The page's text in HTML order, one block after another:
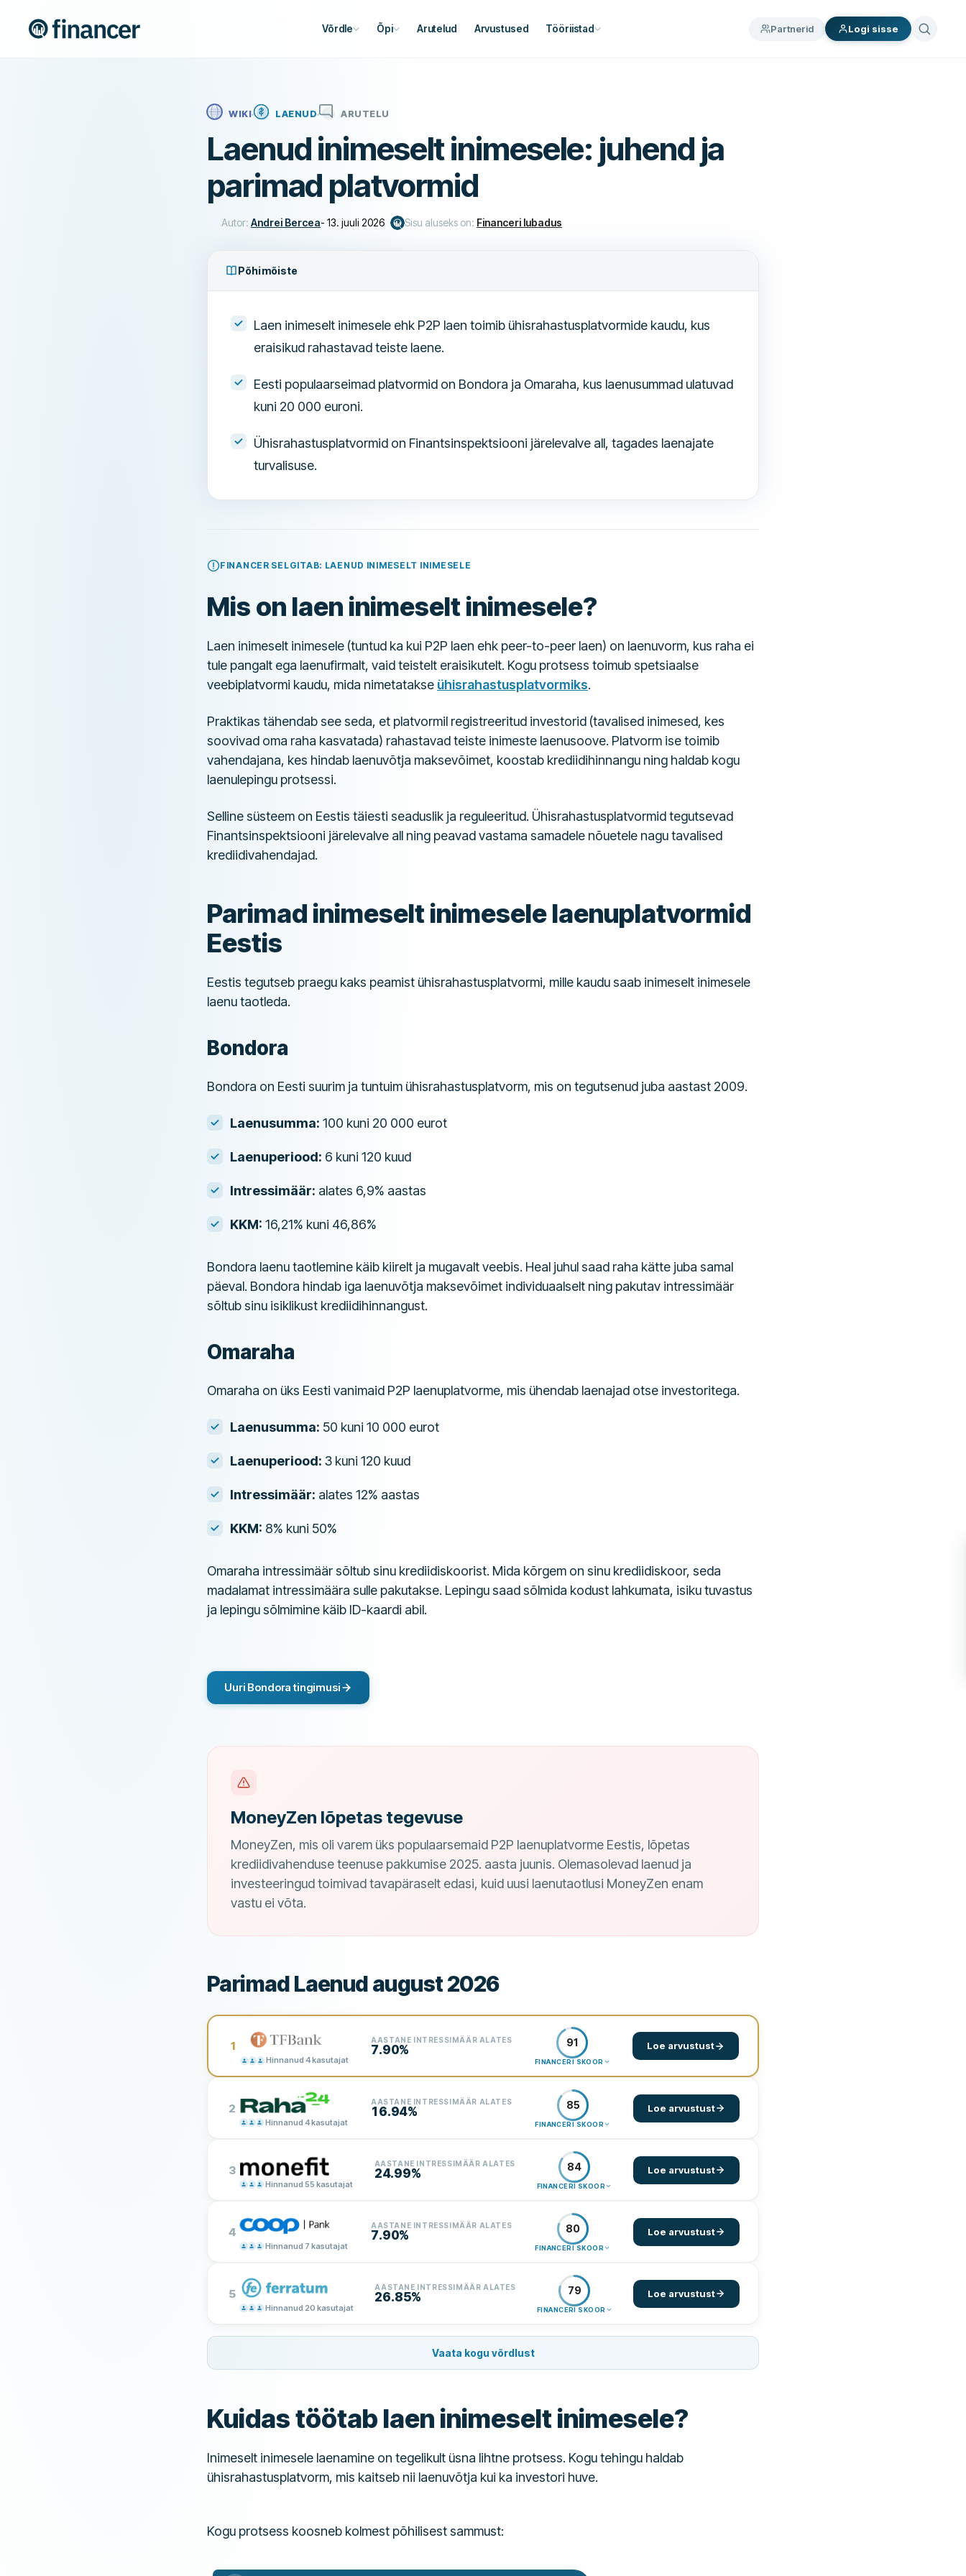
Võrdle Õpi Arutelud Arvustused Tööriistad Partnerid Logi sisse
WIKI LAENUD ARUTELU
Laenud inimeselt inimesele: juhend ja
parimad platvormid
Autor: Andrei Bercea- 13. juuli 2026 Sisu aluseks on: Financeri lubadus
Põhimõiste
Laen inimeselt inimesele ehk P2P laen toimib ühisrahastusplatvormide kaudu, kus
eraisikud rahastavad teiste laene.
Eesti populaarseimad platvormid on Bondora ja Omaraha, kus laenusummad ulatuvad
kuni 20 000 euroni.
Ühisrahastusplatvormid on Finantsinspektsiooni järelevalve all, tagades laenajate
turvalisuse.
FINANCER SELGITAB: LAENUD INIMESELT INIMESELE
Mis on laen inimeselt inimesele?
Laen inimeselt inimesele (tuntud ka kui P2P laen ehk peer-to-peer laen) on laenuvorm, kus raha ei
tule pangalt ega laenufirmalt, vaid teistelt eraisikutelt. Kogu protsess toimub spetsiaalse
veebiplatvormi kaudu, mida nimetatakse ühisrahastusplatvormiks.
Praktikas tähendab see seda, et platvormil registreeritud investorid (tavalised inimesed, kes
soovivad oma raha kasvatada) rahastavad teiste inimeste laenusoove. Platvorm ise toimib
vahendajana, kes hindab laenuvõtja maksevõimet, koostab krediidihinnangu ning haldab kogu
laenulepingu protsessi.
Selline süsteem on Eestis täiesti seaduslik ja reguleeritud. Ühisrahastusplatvormid tegutsevad
Finantsinspektsiooni järelevalve all ning peavad vastama samadele nõuetele nagu tavalised
krediidivahendajad.
Parimad inimeselt inimesele laenuplatvormid
Eestis
Eestis tegutseb praegu kaks peamist ühisrahastusplatvormi, mille kaudu saab inimeselt inimesele
laenu taotleda.
Bondora
Bondora on Eesti suurim ja tuntuim ühisrahastusplatvorm, mis on tegutsenud juba aastast 2009.
Laenusumma: 100 kuni 20 000 eurot
Laenuperiood: 6 kuni 120 kuud
Intressimäär: alates 6,9% aastas
KKM: 16,21% kuni 46,86%
Bondora laenu taotlemine käib kiirelt ja mugavalt veebis. Heal juhul saad raha kätte juba samal
päeval. Bondora hindab iga laenuvõtja maksevõimet individuaalselt ning pakutav intressimäär
sõltub sinu isiklikust krediidihinnangust.
Omaraha
Omaraha on üks Eesti vanimaid P2P laenuplatvorme, mis ühendab laenajad otse investoritega.
Laenusumma: 50 kuni 10 000 eurot
Laenuperiood: 3 kuni 120 kuud
Intressimäär: alates 12% aastas
KKM: 8% kuni 50%
Omaraha intressimäär sõltub sinu krediidiskoorist. Mida kõrgem on sinu krediidiskoor, seda
madalamat intressimäära sulle pakutakse. Lepingu saad sõlmida kodust lahkumata, isiku tuvastus
ja lepingu sõlmimine käib ID-kaardi abil.
Uuri Bondora tingimusi
MoneyZen lõpetas tegevuse
MoneyZen, mis oli varem üks populaarsemaid P2P laenuplatvorme Eestis, lõpetas
krediidivahenduse teenuse pakkumise 2025. aasta juunis. Olemasolevad laenud ja
investeeringud toimivad tavapäraselt edasi, kuid uusi laenutaotlusi MoneyZen enam
vastu ei võta.
Parimad Laenud august 2026
1
Hinnanud 4 kasutajat
AASTANE INTRESSIMÄÄR ALATES
7.90% 91
FINANCERI SKOOR
Loe arvustust
2
Hinnanud 4 kasutajat
AASTANE INTRESSIMÄÄR ALATES
16.94% 85
FINANCERI SKOOR
Loe arvustust
3
Hinnanud 55 kasutajat
AASTANE INTRESSIMÄÄR ALATES
24.99% 84
FINANCERI SKOOR
Loe arvustust
4
Hinnanud 7 kasutajat
AASTANE INTRESSIMÄÄR ALATES
7.90% 80
FINANCERI SKOOR
Loe arvustust
5
Hinnanud 20 kasutajat
AASTANE INTRESSIMÄÄR ALATES
26.85% 79
FINANCERI SKOOR
Loe arvustust
Vaata kogu võrdlust
Kuidas töötab laen inimeselt inimesele?
Inimeselt inimesele laenamine on tegelikult üsna lihtne protsess. Kogu tehingu haldab
ühisrahastusplatvorm, mis kaitseb nii laenuvõtja kui ka investori huve.
Kogu protsess koosneb kolmest põhilisest sammust: